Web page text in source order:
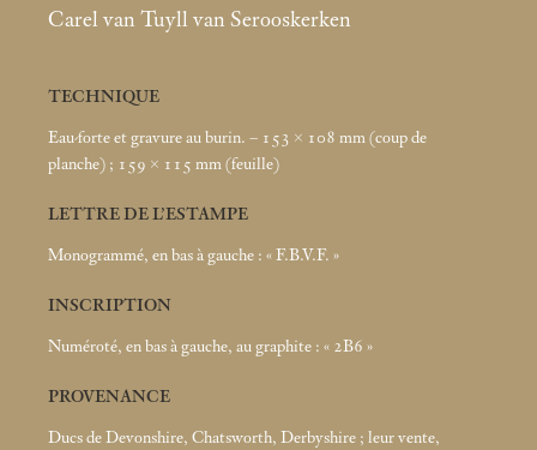
Carel van Tuyll van Serooskerken
TECHNIQUE
Eau-forte et gravure au burin. – 153 × 108 mm (coup de
planche) ; 159 × 115 mm (feuille)
LETTRE DE L’ESTAMPE
Monogrammé, en bas à gauche : «F.B.V.F. »
INSCRIPTION
Numéroté, en bas à gauche, au graphite : « 2B6 »
PROVENANCE
Ducs de Devonshire, Chatsworth, Derbyshire ; leur vente,